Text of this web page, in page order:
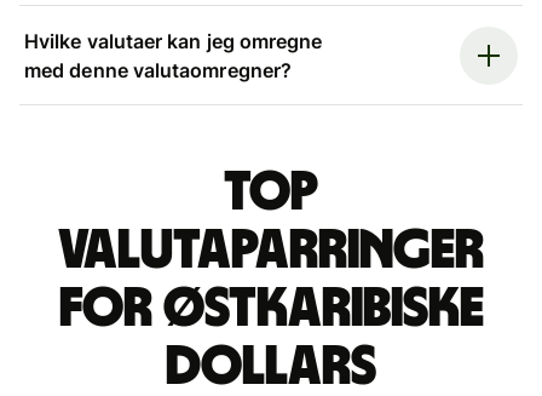
Hvilke valutaer kan jeg omregne
med denne valutaomregner?
Top
valutaparringer
for østkaribiske
dollars